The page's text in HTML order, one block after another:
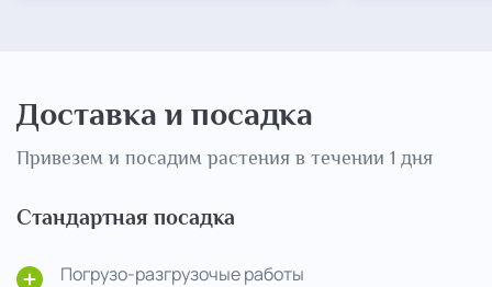
Доставка и посадка
Привезем и посадим растения в течении 1 дня
Стандартная посадка
Погрузо-разгрузочые работы